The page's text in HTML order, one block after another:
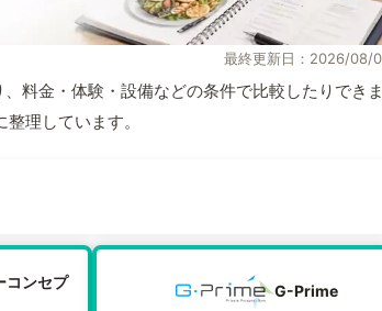
最終更新日：2026/08/
料金・体験・設備などの条件で比較したりでき
理しています。
コンセプ
G-Prime